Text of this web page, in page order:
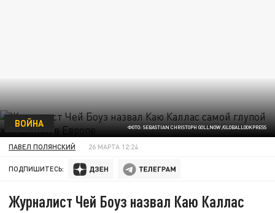
ФОТО: SEBASTIAN CHRISTOPH GOLLNOW /GLOBALLOOKPRESS
ВОЙНА
ПАВЕЛ ПОЛЯНСКИЙ 26 МАРТА 12:24
ПОДПИШИТЕСЬ:
Журналист Чей Боуз назвал Каю Каллас